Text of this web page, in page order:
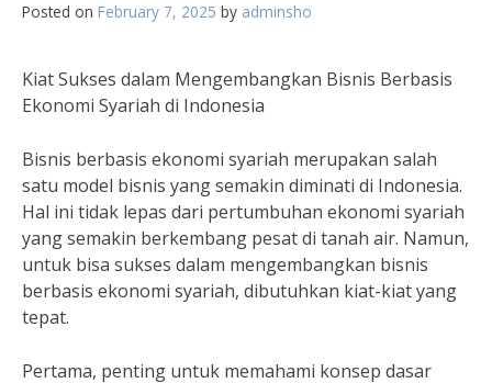
Posted on February 7, 2025 by adminsho
Kiat Sukses dalam Mengembangkan Bisnis Berbasis
Ekonomi Syariah di Indonesia
Bisnis berbasis ekonomi syariah merupakan salah
satu model bisnis yang semakin diminati di Indonesia.
Hal ini tidak lepas dari pertumbuhan ekonomi syariah
yang semakin berkembang pesat di tanah air. Namun,
untuk bisa sukses dalam mengembangkan bisnis
berbasis ekonomi syariah, dibutuhkan kiat-kiat yang
tepat.
Pertama, penting untuk memahami konsep dasar